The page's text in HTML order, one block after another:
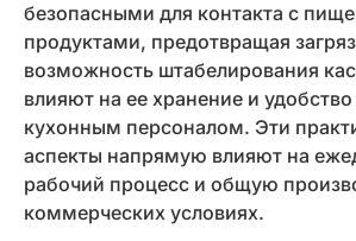
безопасными для контакта с
продуктами, предотвращая
возможность штабелирования
влияют на ее хранение и
кухонным персоналом. Эти
аспекты напрямую влияют на
рабочий процесс и общую
коммерческих условиях.